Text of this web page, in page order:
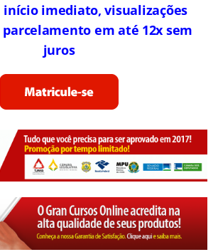
imediato, visualizações
em até 12x sem
juros